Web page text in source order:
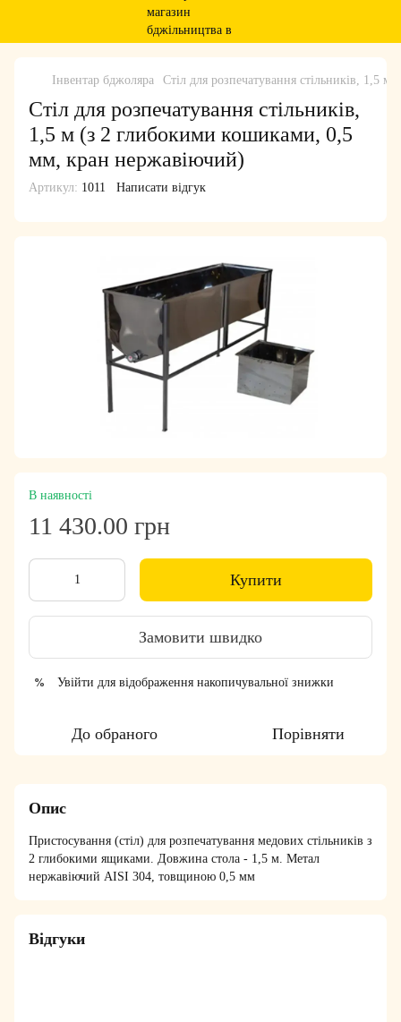
Інвентар бджоляра Стіл для розпечатування стільників,
Стіл для розпечатування стільників,
1,5 м (з 2 глибокими кошиками, 0,5
мм, кран нержавіючий)
Артикул: 1011 Написати відгук
В наявності
11 430.00 грн
Купити
Замовити швидко
% Увійти для відображення накопичувальної знижки
До обраного Порівняти
Опис
Пристосування (стіл) для розпечатування медових стільників з
2 глибокими ящиками. Довжина стола - 1,5 м. Метал
нержавіючий AISI 304, товщиною 0,5 мм
Відгуки